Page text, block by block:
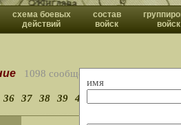
схема боевых
действий
состав
войск
войск
имя
1098 сообщений
36 37 38 39 40